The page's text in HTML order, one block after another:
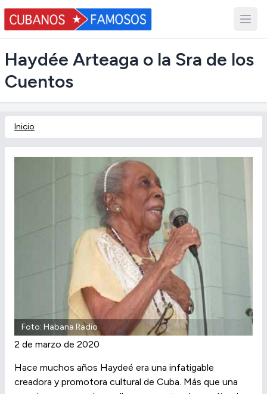
Haydée Arteaga o la Sra de los
Cuentos
Inicio
Foto: Habana Radio
2 de marzo de 2020
Hace muchos años Haydeé era una infatigable
creadora y promotora cultural de Cuba. Más que una